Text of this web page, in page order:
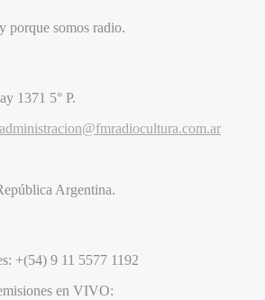
porque somos radio.
1371 5° P.
administracion@fmradiocultura.com.ar
Argentina.
+(54) 9 11 5577 1192
en VIVO: